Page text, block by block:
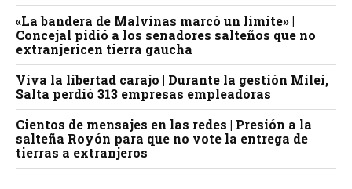
«La bandera de Malvinas marcó un límite» |
Concejal pidió a los senadores salteños que no
extranjericen tierra gaucha
Viva la libertad carajo | Durante la gestión Milei,
Salta perdió 313 empresas empleadoras
Cientos de mensajes en las redes | Presión a la
salteña Royón para que no vote la entrega de
tierras a extranjeros